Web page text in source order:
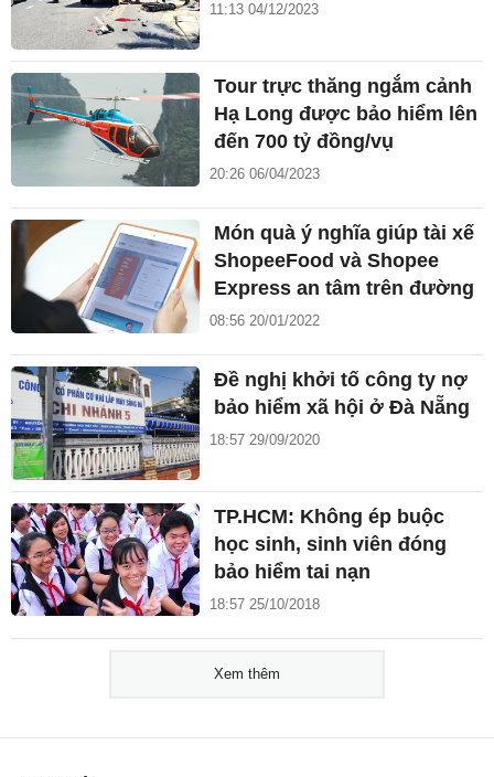
11:13 04/12/2023
Tour trực thăng ngắm cảnh
Hạ Long được bảo hiểm lên
đến 700 tỷ đồng/vụ
20:26 06/04/2023
Món quà ý nghĩa giúp tài xế
ShopeeFood và Shopee
Express an tâm trên đường
08:56 20/01/2022
Đề nghị khởi tố công ty nợ
bảo hiểm xã hội ở Đà Nẵng
18:57 29/09/2020
TP.HCM: Không ép buộc
học sinh, sinh viên đóng
bảo hiểm tai nạn
18:57 25/10/2018
Xem thêm